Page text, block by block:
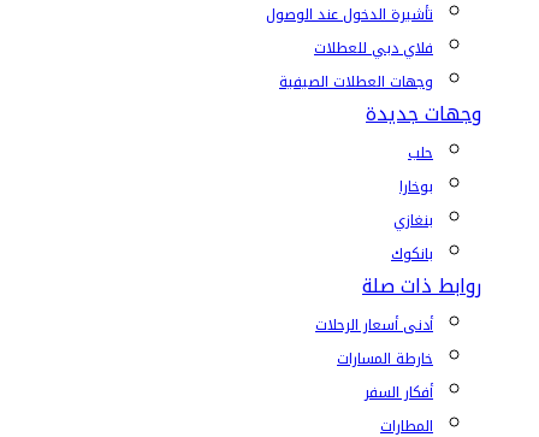
تأشيرة الدخول عند الوصول
فلاي دبي للعطلات
وجهات العطلات الصيفية
وجهات جديدة
حلب
بوخارا
بنغازي
بانكوك
روابط ذات صلة
أدنى أسعار الرحلات
خارطة المسارات
أفكار السفر
المطارات